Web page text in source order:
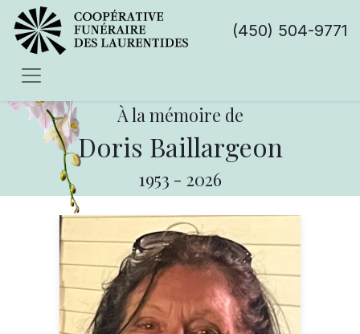
(450) 504-9771
À la mémoire de
Doris Baillargeon
1953 - 2026